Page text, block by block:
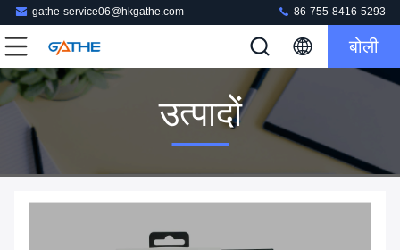
gathe-service06@hkgathe.com 86-755-8416-5293
बोली
उत्पादों